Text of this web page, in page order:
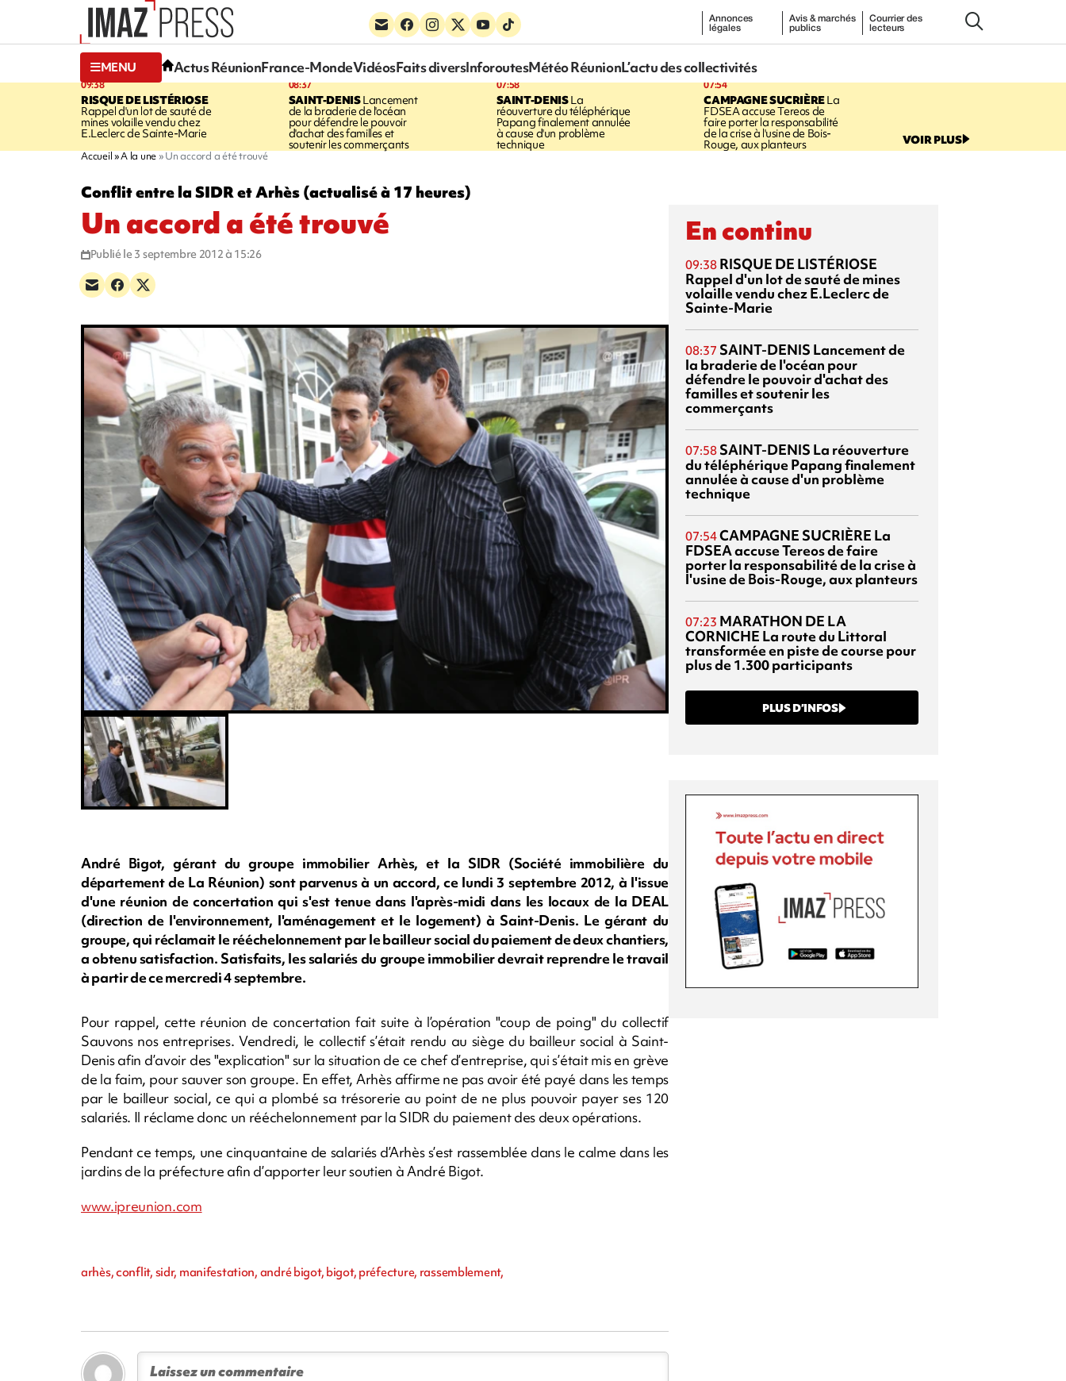
Annonces
légales
Avis & marchés
publics
Courrier des
lecteurs
MENU Actus RéunionFrance-MondeVidéosFaits diversInforoutesMétéo RéunionL’actu des collectivités
09:38
RISQUE DE LISTÉRIOSE
Rappel d'un lot de sauté de
mines volaille vendu chez
E.Leclerc de Sainte-Marie
08:37
SAINT-DENISLancement
de la braderie de l'océan
pour défendre le pouvoir
d'achat des familles et
soutenir les commerçants
07:58
SAINT-DENISLa
réouverture du téléphérique
Papang finalement annulée
à cause d'un problème
technique
07:54
CAMPAGNE SUCRIÈRELa
FDSEA accuse Tereos de
faire porter la responsabilité
de la crise à l'usine de Bois-
Rouge, aux planteurs VOIR PLUS
Accueil A la une Un accord a été trouvé
Conflit entre la SIDR et Arhès (actualisé à 17 heures)
Un accord a été trouvé
Publié le 3 septembre 2012 à 15:26
André Bigot, gérant du groupe immobilier Arhès, et la SIDR (Société immobilière du
département de La Réunion) sont parvenus à un accord, ce lundi 3 septembre 2012, à l'issue
d'une réunion de concertation qui s'est tenue dans l'après-midi dans les locaux de la DEAL
(direction de l'environnement, l'aménagement et le logement) à Saint-Denis. Le gérant du
groupe, qui réclamait le rééchelonnement par le bailleur social du paiement de deux chantiers,
a obtenu satisfaction. Satisfaits, les salariés du groupe immobilier devrait reprendre le travail
à partir de ce mercredi 4 septembre.
Pour rappel, cette réunion de concertation fait suite à l’opération "coup de poing" du collectif
Sauvons nos entreprises. Vendredi, le collectif s’était rendu au siège du bailleur social à Saint-
Denis afin d’avoir des "explication" sur la situation de ce chef d’entreprise, qui s’était mis en grève
de la faim, pour sauver son groupe. En effet, Arhès affirme ne pas avoir été payé dans les temps
par le bailleur social, ce qui a plombé sa trésorerie au point de ne plus pouvoir payer ses 120
salariés. Il réclame donc un rééchelonnement par la SIDR du paiement des deux opérations.
Pendant ce temps, une cinquantaine de salariés d’Arhès s’est rassemblée dans le calme dans les
jardins de la préfecture afin d’apporter leur soutien à André Bigot.
www.ipreunion.com
arhès, conflit, sidr, manifestation, andré bigot, bigot, préfecture, rassemblement,
En continu
09:38 RISQUE DE LISTÉRIOSE
Rappel d'un lot de sauté de mines
volaille vendu chez E.Leclerc de
Sainte-Marie
08:37 SAINT-DENIS Lancement de
la braderie de l'océan pour
défendre le pouvoir d'achat des
familles et soutenir les
commerçants
07:58 SAINT-DENIS La réouverture
du téléphérique Papang finalement
annulée à cause d'un problème
technique
07:54CAMPAGNE SUCRIÈRE La
FDSEA accuse Tereos de faire
porter la responsabilité de la crise à
l'usine de Bois-Rouge, aux planteurs
07:23 MARATHON DE LA
CORNICHE La route du Littoral
transformée en piste de course pour
plus de 1.300 participants
PLUS D’INFOS